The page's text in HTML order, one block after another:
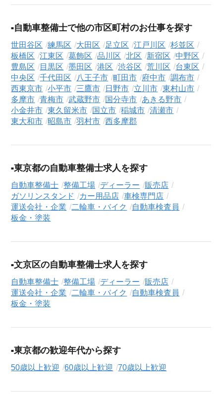
気になる求人がございましたら、まずは「求人紹介を依頼す
イザーが、これまでのご経歴やご希望を丁寧にヒアリングし、
職務経歴書の作成から面接対策、企業との条件交渉まで、転職
活動の全プロセスを無料でサポートいたします。
求人検索について
シニアジョブエージェントでは、豊富な求人情報の中から、あ
なたの希望に合ったお仕事を簡単に見つけられます。雇用形態
（正社員、 契約社員、アルバイト・パート）や、勤務地、年
収・時給・日給、さらに週休2日制、駅近
お持ちの方はもちろん、「まずは相談から始めたい」という方
さい。
自動車整備士で他の市区町村のお仕事を探す
世田谷区 練馬区 大田区 足立区 江戸川区
杉並区
板橋区
江東区 葛飾区 品川区 北区 新宿区
中野区
豊島区
目黒区 墨田区 港区 渋谷区 荒川区
台東区
中央区
千代田区 八王子市 町田市 府中市
調布市
西東京市
小平市 三鷹市 日野市 立川市
東村山市
多摩市
青梅市 武蔵野市 国分寺市
あきる野市
小金井市
東久留米市 国立市 稲城市
清瀬市
東大和市
昭島市 羽村市 西多摩郡
東京都の自動車整備士求人を探す
自動車整備士 整備工場 ディーラー
販売店
ガソリンスタンド
カー用品店
車検専門店
運送会社・企業
二輪車・バイク
自動車検査員
板金・塗装
文京区の自動車整備士求人を探す
自動車整備士 整備工場 ディーラー
販売店
運送会社・企業
二輪車・バイク
自動車検査員
板金・塗装
東京都の歓迎年代から探す
50歳以上歓迎 60歳以上歓迎 70歳以上歓迎